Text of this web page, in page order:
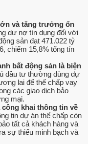
và tăng trưởng ổn
dư nợ tín dụng đối với
sản đạt 471.022 tỷ
chiếm 15,8% tổng tín
bất động sản là biện
đầu tư thường dùng dự
lai để thế chấp vay
các giao dịch bảo
mại.
khai thông tin về
tin dự án thế chấp còn
tất cả khách hàng và
sự thiếu minh bạch và